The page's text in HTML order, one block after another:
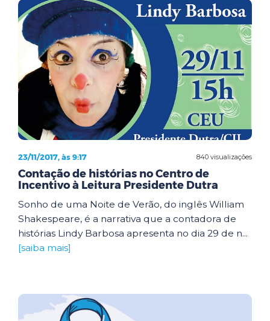
840 visualizações
23/11/2017, às 9:17
Contação de histórias no Centro de
Incentivo à Leitura Presidente Dutra
Sonho de uma Noite de Verão, do inglês William
Shakespeare, é a narrativa que a contadora de
histórias Lindy Barbosa apresenta no dia 29 de n...
[saiba mais]